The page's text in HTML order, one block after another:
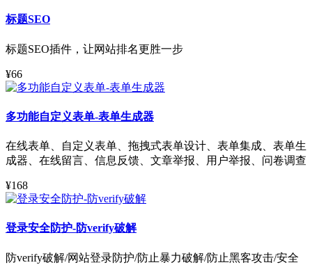
标题SEO
标题SEO插件，让网站排名更胜一步
¥66
多功能自定义表单-表单生成器
在线表单、自定义表单、拖拽式表单设计、表单集成、表单生
成器、在线留言、信息反馈、文章举报、用户举报、问卷调查
¥168
登录安全防护-防verify破解
防verify破解/网站登录防护/防止暴力破解/防止黑客攻击/安全